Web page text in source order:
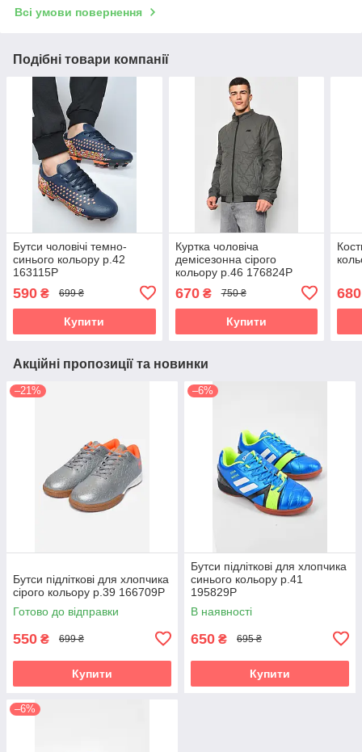
Всі умови повернення
Подібні товари компанії
Бутси чоловічі темно-
синього кольору р.42
163115P
590 ₴ 699 ₴
Купити
Куртка чоловiча
демicезонна сірого
кольору р.46 176824P
670₴ 750 ₴
Купити
680
Акційні пропозиції та новинки
–21%
Бутси підліткові для хлопчика
сірого кольору р.39 166709P
Готово до відправки
550 ₴ 699 ₴
Купити
–6%
Бутси підліткові для хлопчика
синього кольору р.41
195829P
В наявності
650 ₴ 695 ₴
Купити
–6%